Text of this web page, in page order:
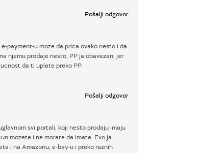
Pošalji odgovor
payment-u moze da prica ovako nesto i da
njemu prodaje nesto, PP ja obavezan, jer
da ti uplate preko PP.
Pošalji odgovor
svi portali, koji nesto prodaju imaju
mozete i ne morate da imate. Evo ja
i na Amazonu, e-bay-u i preko raznih